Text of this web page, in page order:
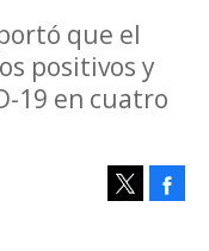
que el
positivos y
19 en cuatro